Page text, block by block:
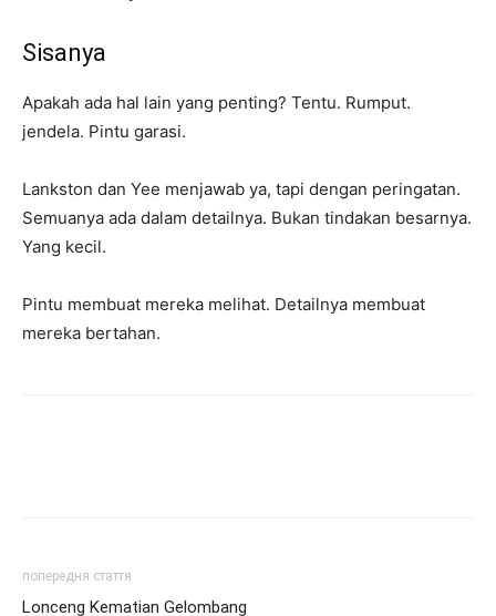
Sisanya
Apakah ada hal lain yang penting? Tentu. Rumput.
jendela. Pintu garasi.
Lankston dan Yee menjawab ya, tapi dengan peringatan.
Semuanya ada dalam detailnya. Bukan tindakan besarnya.
Yang kecil.
Pintu membuat mereka melihat. Detailnya membuat
mereka bertahan.
попередня стаття
Lonceng Kematian Gelombang